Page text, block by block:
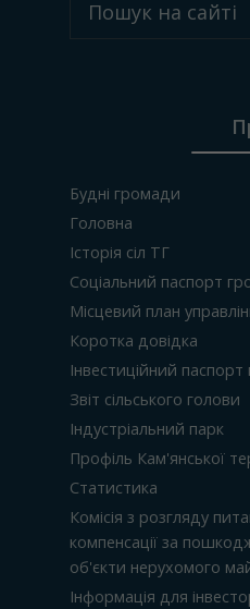
Будні громади
Головна
Історія сіл ТГ
Соціальний паспорт
Місцевий план
Коротка довідка
Інвестиційний
Звіт сільського голови
Індустріальний парк
Профіль Кам'янської
Статистика
Комісія з розгляду
компенсації за
об'єкти нерухомого
Інформація для